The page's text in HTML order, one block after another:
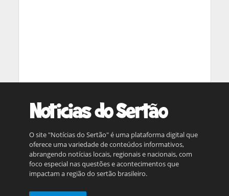
O site "Notícias do Sertão" é uma plataforma digital que
oferece uma variedade de conteúdos informativos,
abrangendo notícias locais, regionais e nacionais, com
foco especial nas questões e acontecimentos que
impactam a região do sertão brasileiro.